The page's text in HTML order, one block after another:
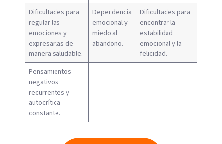
Dificultades para
regular las
emociones y
expresarlas de
manera saludable.
Dependencia
emocional y
miedo al
abandono.
Dificultades para
encontrar la
estabilidad
emocional y la
felicidad.
Pensamientos
negativos
recurrentes y
autocrítica
constante.